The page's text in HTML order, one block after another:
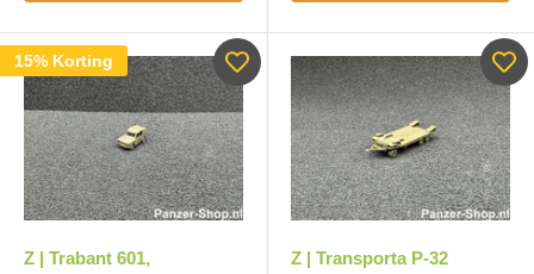
15% Korting
Z | Trabant 601,
Z | Transporta P-32